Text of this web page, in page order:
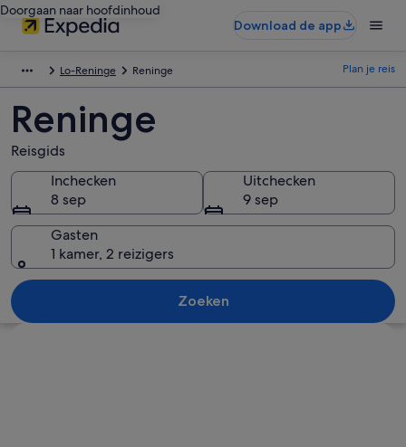
Doorgaan naar hoofdinhoud
Download de app
Lo-Reninge Reninge Plan je reis
Reninge
Reisgids
Inchecken
8 sep
Uitchecken
9 sep
Gasten
1 kamer, 2 reizigers
Zoeken